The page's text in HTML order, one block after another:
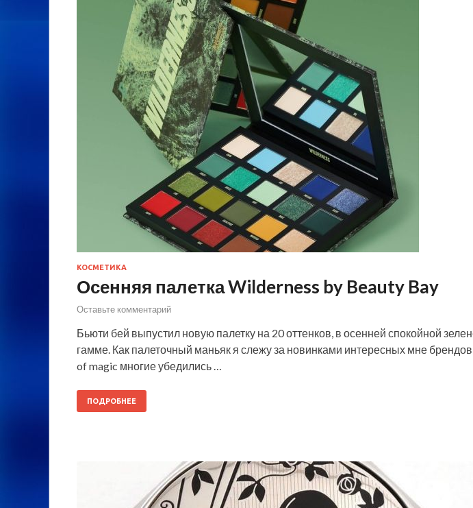
КОСМЕТИКА
Осенняя палетка Wilderness by Beauty Bay
Оставьте комментарий
Бьюти бей выпустил новую палетку на 20 оттенков, в осенней спокойной
гамме. Как палеточный маньяк я слежу за новинками интересных мне
of magic многие убедились …
ПОДРОБНЕЕ